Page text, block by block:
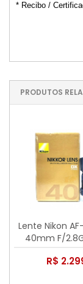
* Recibo /
PRODUTOS
Lente Nikon
40mm F/
R$